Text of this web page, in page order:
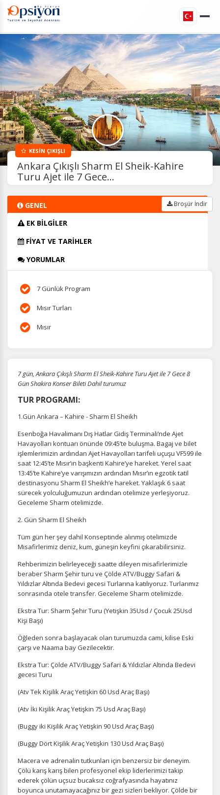
KESİN ÇIKIŞLI
Ankara Çıkışlı Sharm El Sheik-Kahire
Turu Ajet ile 7 Gece...
GENEL
EK BİLGİLER
FİYAT VE TARİHLER
YORUMLAR
Broşür İndir
7 Günlük Program
Mısır Turları
Mısır
7 gün, Ankara Çıkışlı Sharm El Sheik-Kahire Turu Ajet ile 7 Gece 8
Gün Shakira Konser Bileti Dahil turumuz
TUR PROGRAMI:
1.Gün Ankara – Kahire - Sharm El Sheikh
Esenboğa Havalimanı Dış Hatlar Gidiş Terminali’nde Ajet
Havayolları kontuarı önünde 09:45’te buluşma. Bagaj ve bilet
işlemlerimizin ardından Ajet Havayolları tarifeli uçuşu VF599 ile
saat 12:45’te Mısır’ın başkenti Kahire’ye hareket. Yerel saat
13:45’te Kahire’ye varışımızın ardından Mısır’ın egzotik tatil
destinasyonu Sharm El Sheikh’e hareket. Yaklaşık 6 saat
sürecek yolculuğumuzun ardından otelimize yerleşiyoruz.
Geceleme Sharm otelimizde.
2. Gün Sharm El Sheikh
Tüm gün her şey dahil Konseptinde alınmış otelimizde
Misafirlerimiz deniz, kum, güneşin keyfini çıkarabilirsiniz.
Rehberimizin belirleyeceği saatte dileyen misafirlerimizle
beraber Sharm Şehir turu ve Çölde ATV/Buggy Safari &
Yıldızlar Altında Bedevi gecesi Turlarına katılıyoruz. Turlarımız
sonrasında otele transfer. Geceleme Sharm otelimizde.
Ekstra Tur: Sharm Şehir Turu (Yetişkin 35Usd / Çocuk 25Usd
Kişi Başı)
Öğleden sonra başlayacak olan turumuzda cami, kilise Eski
çarşı ve Naama bay Gezilecektir.
Ekstra Tur: Çölde ATV/Buggy Safari & Yıldızlar Altında Bedevi
gecesi Turu
(Atv Tek Kişilik Araç Yetişkin 60 Usd Araç Başı)
(Atv İki Kişilik Araç Yetişkin 75 Usd Araç Başı)
(Buggy iki Kişilik Araç Yetişkin 90 Usd Araç Başı)
(Buggy Dört Kişilik Araç Yetişkin 130 Usd Araç Başı)
Macera ve adrenalin tutkunları için benzersiz bir deneyim.
Çölü karış karış bilen profesyonel ekip liderlerimizi takip
ederek çölün uçsuz bucaksız coğrafyasında hayatınız
boyunca unutamayacağınız bir gezi sizleri bekliyor. Çölde bir